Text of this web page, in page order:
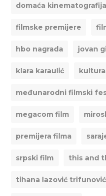
domaća kinematografija
filmske premijere
hbo nagrada jovan
klara karaulić kultura
međunarodni filmski
megacom film
premijera filma
srpski film this and
tihana lazović trifunović